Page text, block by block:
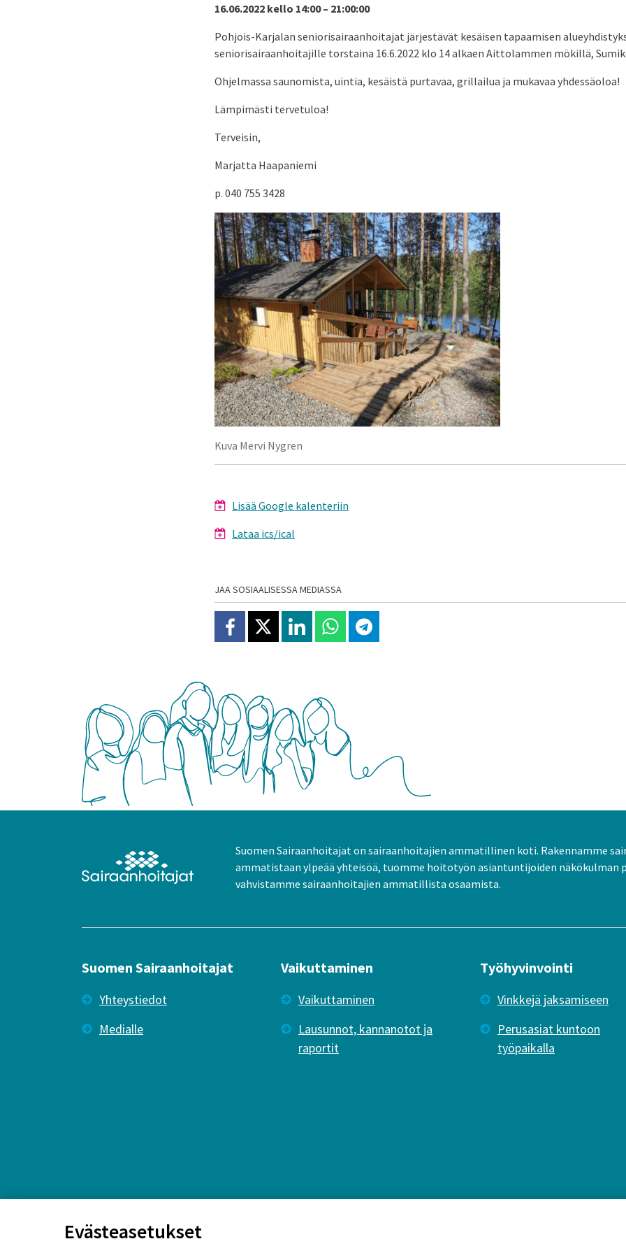
16.06.2022 kello 14:00 – 21:00:00
Pohjois-Karjalan seniorisairaanhoitajat järjestävät kesäisen tapaamisen
seniorisairaanhoitajille torstaina 16.6.2022 klo 14 alkaen Aittolammen mökillä,
Ohjelmassa saunomista, uintia, kesäistä purtavaa, grillailua ja mukavaa yhdessäoloa!
Lämpimästi tervetuloa!
Terveisin,
Marjatta Haapaniemi
p. 040 755 3428
Kuva Mervi Nygren
Lisää Google kalenteriin
Lataa ics/ical
JAA SOSIAALISESSA MEDIASSA
Jaa Facebookissa
Jaa X:ssäJaa Linkedinissä
Jaa Whatsappissa
Jaa Telegramissa
Suomen Sairaanhoitajat on sairaanhoitajien ammatillinen koti. Rakennamme
ammatistaan ylpeää yhteisöä, tuomme hoitotyön asiantuntijoiden näkökulman
vahvistamme sairaanhoitajien ammatillista osaamista.
Suomen Sairaanhoitajat
Yhteystiedot
Medialle
Vaikuttaminen
Vaikuttaminen
Lausunnot, kannanotot ja
raportit
Työhyvinvointi
Vinkkejä jaksamiseen
Perusasiat kuntoon
työpaikalla
Evästeasetukset